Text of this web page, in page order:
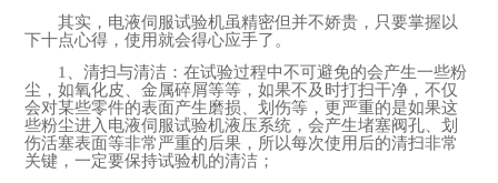
其实，电液伺服试验机虽精密但并不娇贵，只要掌握以
下十点心得，使用就会得心应手了。
1、清扫与清洁：在试验过程中不可避免的会产生一些粉
尘，如氧化皮、金属碎屑等等，如果不及时打扫干净，不仅
会对某些零件的表面产生磨损、划伤等，更严重的是如果这
些粉尘进入电液伺服试验机液压系统，会产生堵塞阀孔、划
伤活塞表面等非常严重的后果，所以每次使用后的清扫非常
关键，一定要保持试验机的清洁；